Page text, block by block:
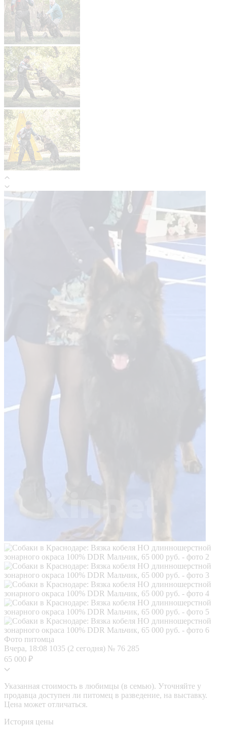
Фото питомца
Вчера, 18:08 1035 (2 сегодня) № 76 285
65 000 ₽
Указанная стоимость в любимцы (в семью). Уточняйте у
продавца доступен ли питомец в разведение, на выставку.
Цена может отличаться.
История цены